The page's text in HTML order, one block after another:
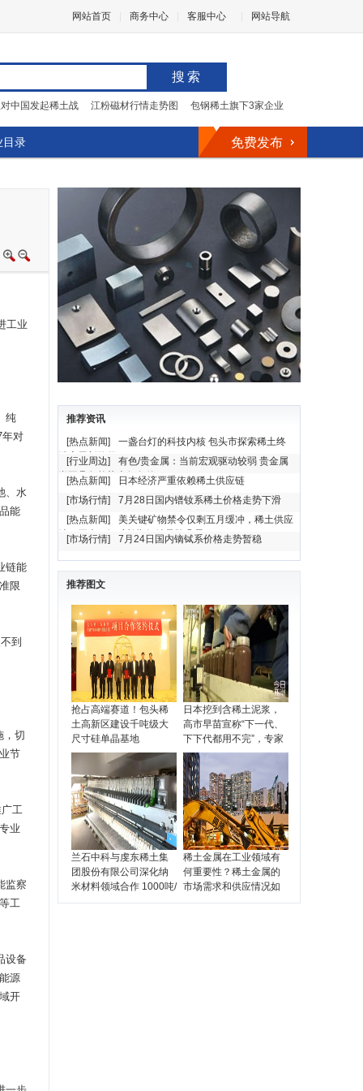
网站首页 商务中心 客服中心 网站导航
搜索
中国发起稀土战 江粉磁材行情走势图
包钢稀土旗下3家企业
目录 免费发布
工业
纯
年对
、水
能
链能
限
到
，切
节
工
业
监察
工
设备
源
开
推荐资讯
[热点新闻]
一盏台灯的科技内核 包头市探索稀土终
端应用新路径
[行业周边]
有色/贵金属：当前宏观驱动较弱 贵金属
尚不具备趋势上行条件
[热点新闻]
日本经济严重依赖稀土供应链
[市场行情]
7月28日国内镨钕系稀土价格走势下滑
[热点新闻]
美关键矿物禁令仅剩五月缓冲，稀土供应
缺口巨大，铜矿长期短缺风险凸显
[市场行情] 7月24日国内镝铽系价格走势暂稳
推荐图文
抢占高端赛道！包头稀
土高新区建设千吨级大
尺寸硅单晶基地
日本挖到含稀土泥浆，
高市早苗宣称“下一代、
下下代都用不完”，专家
称成果被夸大，其最终
成本是中国的近20倍
兰石中科与虔东稀土集
团股份有限公司深化纳
米材料领域合作 1000吨/
年纳米碳酸镧生产线成
稀土金属在工业领域有
何重要性？稀土金属的
市场需求和供应情况如
何？